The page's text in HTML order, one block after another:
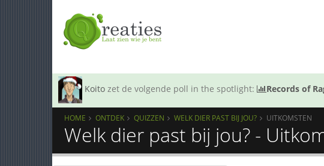
Koito zet de volgende poll in the spotlight: Records of
HOME ONTDEK QUIZZEN WELK DIER PAST BIJ JOU? UITKOMSTEN
Welk dier past bij jou? -